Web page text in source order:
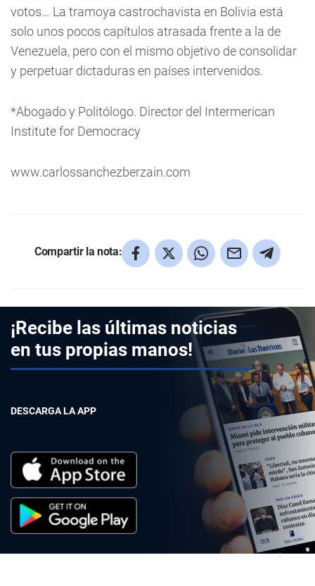
votos… La tramoya castrochavista en Bolivia está
solo unos pocos capítulos atrasada frente a la de
Venezuela, pero con el mismo objetivo de consolidar
y perpetuar dictaduras en países intervenidos.
*Abogado y Politólogo. Director del Intermerican
Institute for Democracy
www.carlossanchezberzain.com
Compartir la nota:
¡Recibe las últimas noticias
en tus propias manos!
DESCARGA LA APP